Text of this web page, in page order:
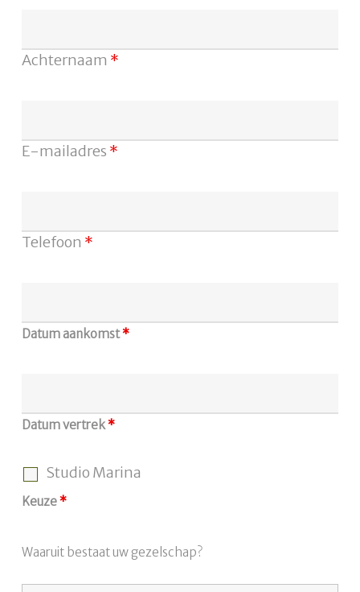
Achternaam *
E-mailadres *
Telefoon *
Datum aankomst*
Datum vertrek*
Keuze*
Studio Marina
Waaruit bestaat uw gezelschap?